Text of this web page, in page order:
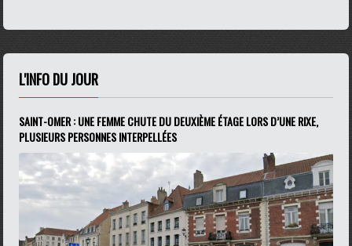
L'INFO DU JOUR
SAINT-OMER : UNE FEMME CHUTE DU DEUXIÈME ÉTAGE LORS D’UNE RIXE,
PLUSIEURS PERSONNES INTERPELLÉES